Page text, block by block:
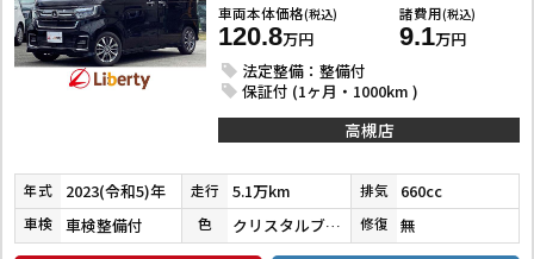
車両本体価格(税込)
120.8万円
諸費用(税込)
9.1万円
法定整備：整備付
保証付 (1ヶ月・1000km )
高槻店
年式 2023(令和5)年 走行 5.1万km 排気 660cc
車検 車検整備付 色 クリスタルブラックパール 修復 無